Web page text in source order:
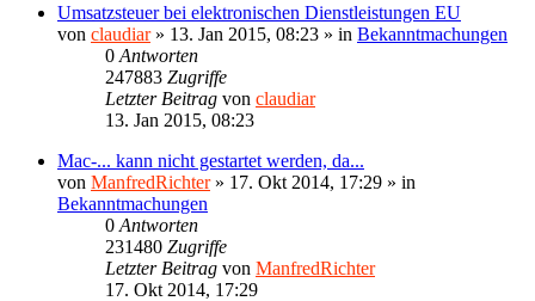
Umsatzsteuer bei elektronischen Dienstleistungen EU
von claudiar» 13. Jan 2015, 08:23 » in Bekanntmachungen
0 Antworten
247883 Zugriffe
Letzter Beitrag von claudiar
13. Jan 2015, 08:23
Mac-... kann nicht gestartet werden, da...
von ManfredRichter» 17. Okt 2014, 17:29 » in
Bekanntmachungen
0 Antworten
231480 Zugriffe
Letzter Beitrag von ManfredRichter
17. Okt 2014, 17:29